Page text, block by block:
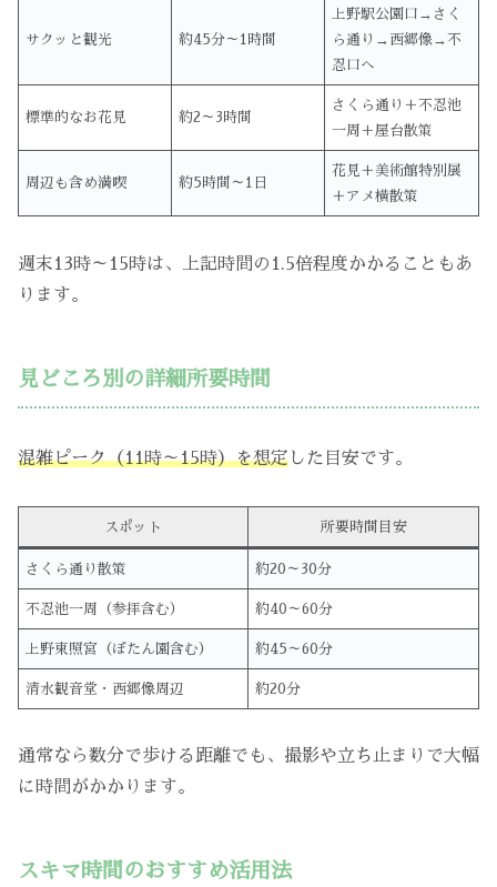
サクッと観光 約45分～1時間
上野駅公園口→さく
ら通り→西郷像→不
忍口へ
標準的なお花見 約2～3時間
さくら通り＋不忍池
一周＋屋台散策
周辺も含め満喫 約5時間～1日
花見＋美術館特別展
＋アメ横散策
週末13時～15時は、上記時間の1.5倍程度かかることもあ
ります。
見どころ別の詳細所要時間
混雑ピーク（11時～15時）を想定 した目安です。
スポット 所要時間目安
さくら通り散策 約20～30分
不忍池一周（参拝含む） 約40～60分
上野東照宮（ぼたん園含む） 約45～60分
清水観音堂・西郷像周辺 約20分
通常なら数分で歩ける距離でも、撮影や立ち止まりで大幅
に時間がかかります。
スキマ時間のおすすめ活用法